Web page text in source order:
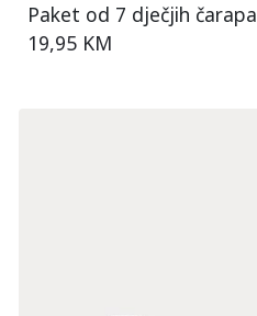
Paket od 7 dječjih čarapa
19,95 KM